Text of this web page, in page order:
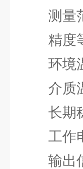
测量范
精度等
环境温
介质温
长期稳
工作电
输出信